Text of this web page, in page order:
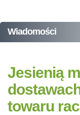
Wiadomości
Jesienią
towaru